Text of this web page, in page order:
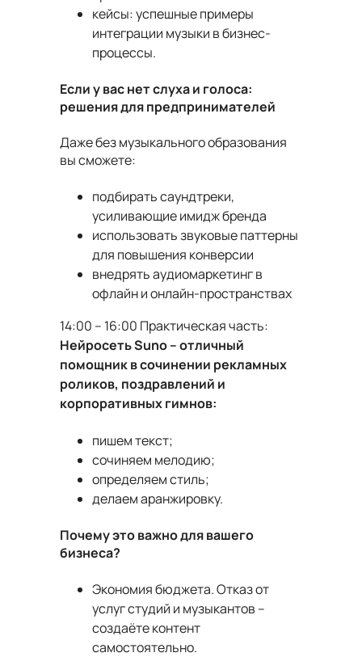
кейсы: успешные примеры
интеграции музыки в бизнес-
процессы.
Если у вас нет слуха и голоса:
решения для предпринимателей
Даже без музыкального образования
вы сможете:
подбирать саундтреки,
усиливающие имидж бренда
использовать звуковые паттерны
для повышения конверсии
внедрять аудиомаркетинг в
офлайн и онлайн-пространствах
14:00 – 16:00 Практическая часть:
Нейросеть Suno – отличный
помощник в сочинении рекламных
роликов, поздравлений и
корпоративных гимнов:
пишем текст;
сочиняем мелодию;
определяем стиль;
делаем аранжировку.
Почему это важно для вашего
бизнеса?
Экономия бюджета. Отказ от
услуг студий и музыкантов –
создаёте контент
самостоятельно.